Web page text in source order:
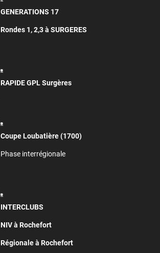
GENERATIONS 17
Rondes 1, 2,3 à SURGERES
RAPIDE GPL Surgères
Coupe Loubatière (1700)
Phase interrégionale
INTERCLUBS
NIV à Rochefort
Régionale à Rochefort